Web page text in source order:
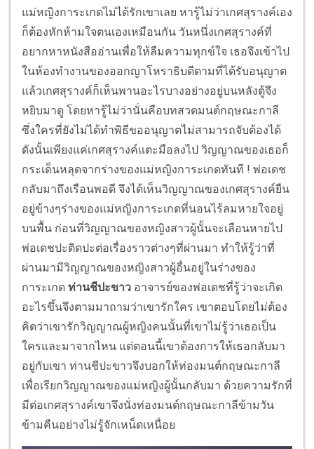
แม่หญิงการะเกดไม่ได้รักเขาเลย หารู้ไม่ว่าเกศสุรางค์เอง
ก็ต้องหักห้ามใจตนเองเหมือนกัน วันหนึ่งเกศสุรางค์ที่
อยากหาหนังสืออ่านเพื่อให้ลืมความทุกข์ใจ เธอจึงเข้าไป
ในห้องทำงานของออกญาโหราธิบดีตามที่ได้รับอนุญาต
แล้วเกศสุรางค์ก็เห็นพานอะไรบางอย่างอยู่บนหลังตู้จึง
หยิบมาดู โดยหารู้ไม่ว่านั่นคือบทสวดมนต์กฤษณะกาลี
ซึ่งใครที่ยังไม่ได้ทำพิธีขออนุญาตไม่สามารถจับต้องได้
ดังนั้นเพียงแค่เกศสุรางค์แตะมือลงไป วิญญาณของเธอก็
กระเด็นหลุดจากร่างของแม่หญิงการะเกดทันที ! พ่อเดช
กลับมาถึงเรือนพอดี จึงได้เห็นวิญญาณของเกศสุรางค์ยืน
อยู่ข้างๆร่างของแม่หญิงการะเกดที่นอนไร้ลมหายใจอยู่
บนพื้น ก่อนที่วิญญาณของหญิงสาวผู้นั้นจะเลือนหายไป
พ่อเดชปะติดปะต่อเรื่องราวต่างๆที่ผ่านมา ทำให้รู้ว่าที่
ผ่านมามีวิญญาณของหญิงสาวผู้อื่นอยู่ในร่างของ
การะเกด ท่านชีปะขาว อาจารย์ของพ่อเดชที่รู้ว่าจะเกิด
อะไรขึ้นจึงตามมาถามว่าเขารักใคร เขาตอบโดยไม่ต้อง
คิดว่าเขารักวิญญาณผู้หญิงคนนั้นที่เขาไม่รู้ว่าเธอเป็น
ใครและมาจากไหน แต่ตอนนี้เขาต้องการให้เธอกลับมา
อยู่กับเขา ท่านชีปะขาวจึงบอกให้ท่องมนต์กฤษณะกาลี
เพื่อเรียกวิญญาณของแม่หญิงผู้นั้นกลับมา ด้วยความรักที่
มีต่อเกศสุรางค์เขาจึงนั่งท่องมนต์กฤษณะกาลีข้ามวัน
ข้ามคืนอย่างไม่รู้จักเหน็ดเหนื่อย